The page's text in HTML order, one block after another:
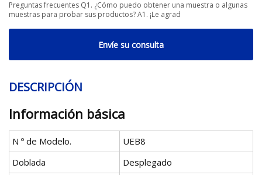
Preguntas frecuentes Q1. ¿Cómo puedo obtener una muestra o algunas
muestras para probar sus productos? A1. ¡Le agrad
Envíe su consulta
DESCRIPCIÓN
Información básica
N º de Modelo.
UEB8
Doblada
Desplegado